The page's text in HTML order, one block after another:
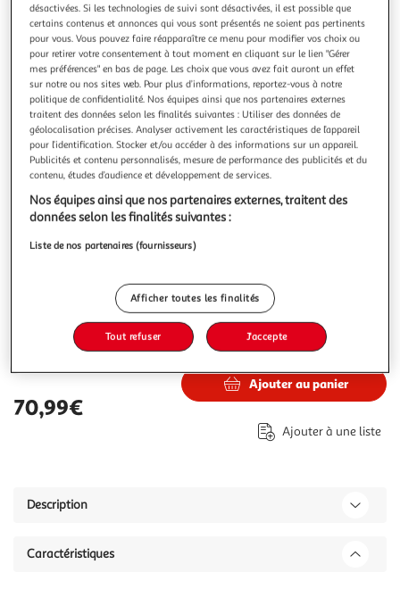
PARIS PRIX
Tableau Imprimé 5 Panneaux Kyoto, Japan Wide
Informations Techniques : Matière : Structure : Bois (Pin)
Revêtement : Toile Intissée Spécificités : Format :
Rectangulaire Tableau imprimée sur toile Impression Full
HD Haute Résolution 360 dpi Garantie une parfaite netteté
et profondeur des couleurs Protection UV pour une
résistance au soleil Ch
En savoir +
Vendu par Paris Prix
Couleur
Multicolore
Taille
50 x 100 cm
Plus d'options
Vendu parParis Prix 70,99€
70,99€
Ajouter au panier
Ajouter à une liste
Description
Caractéristiques
désactivées. Si les technologies de suivi sont désactivées, il est possible que
certains contenus et annonces qui vous sont présentés ne soient pas pertinents
pour vous. Vous pouvez faire réapparaître ce menu pour modifier vos choix ou
pour retirer votre consentement à tout moment en cliquant sur le lien "Gérer
mes préférences" en bas de page. Les choix que vous avez fait auront un effet
sur notre ou nos sites web. Pour plus d’informations, reportez-vous à notre
politique de confidentialité. Nos équipes ainsi que nos partenaires externes
traitent des données selon les finalités suivantes : Utiliser des données de
géolocalisation précises. Analyser activement les caractéristiques de l’appareil
pour l’identification. Stocker et/ou accéder à des informations sur un appareil.
Publicités et contenu personnalisés, mesure de performance des publicités et du
contenu, études d’audience et développement de services.
Nos équipes ainsi que nos partenaires externes, traitent des
données selon les finalités suivantes :
Liste de nos partenaires (fournisseurs)
Afficher toutes les finalités
Tout refuser J'accepte